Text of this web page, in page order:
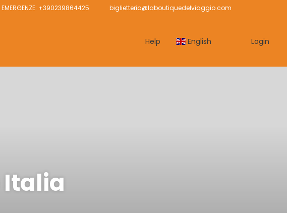
+390239864425 biglietteria@laboutiquedelviaggio.com
Help English Login
Italia